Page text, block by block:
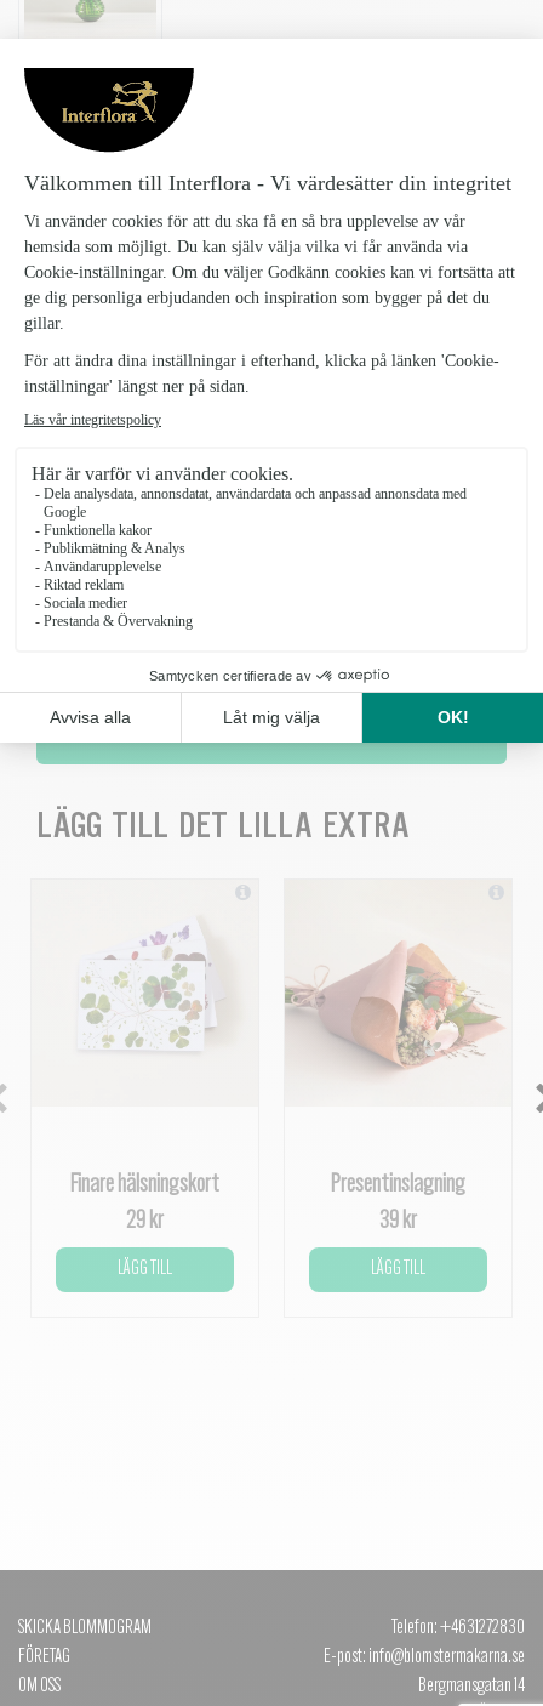
SPIRANDE VÅR, LITEN
Spirande-var-liten_18
Väck vårkänslorna hos den du bryr dig om med buketten Spirande vår!
Den sprudlar av vår med rosa tulpaner och ranunklar som ramas in
vackert av blå tistlar, skir vaxblomma och lite vilt grönt.
Spirande vår, stor 699 kr
Antal
KÖP
LÄGG TILL DET LILLA EXTRA
Finare hälsningskort
29 kr
LÄGG TILL
Presentinslagning
39 kr
LÄGG TILL
SKICKA BLOMMOGRAM
FÖRETAG
OM OSS
Telefon: +4631272830
E-post: info@blomstermakarna.se
Bergmansgatan 14